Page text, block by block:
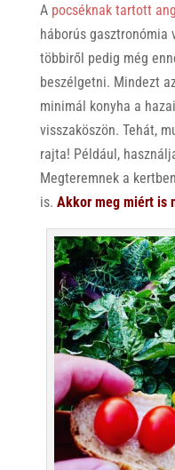
A pocséknak tartott
háborús gasztronómia
többiről pedig még
beszélgetni. Mindezt
minimál konyha a
visszaköszön. Tehát,
rajta! Például,
Megteremnek a
is. Akkor meg miért is